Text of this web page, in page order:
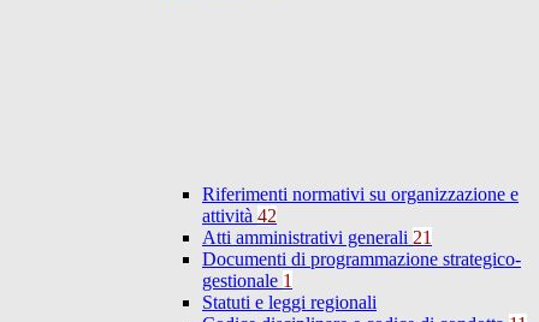
Riferimenti normativi su organizzazione e
attività 42
Atti amministrativi generali 21
Documenti di programmazione strategico-
gestionale 1
Statuti e leggi regionali